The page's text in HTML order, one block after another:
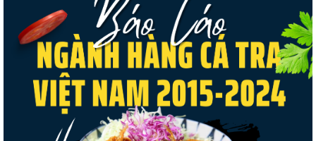
Nguồn cung giảm, giá cá rô phi Trung Quốc
tiếp tục tăng
Điểm tin thủy sản thế giới ngày 3/8/2026